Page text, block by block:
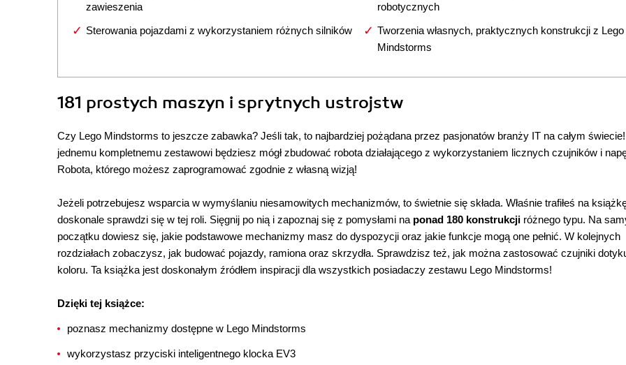
zawieszenia
Sterowania pojazdami z wykorzystaniem różnych silników
robotycznych
Tworzenia własnych, praktycznych konstrukcji z Lego
Mindstorms
181 prostych maszyn i sprytnych ustrojstw
Czy Lego Mindstorms to jeszcze zabawka? Jeśli tak, to najbardziej pożądana przez pasjonatów branży IT na całym
jednemu kompletnemu zestawowi będziesz mógł zbudować robota działającego z wykorzystaniem licznych czujników i
Robota, którego możesz zaprogramować zgodnie z własną wizją!
Jeżeli potrzebujesz wsparcia w wymyślaniu niesamowitych mechanizmów, to świetnie się składa. Właśnie trafiłeś na
doskonale sprawdzi się w tej roli. Sięgnij po nią i zapoznaj się z pomysłami na ponad 180 konstrukcji różnego typu. Na
początku dowiesz się, jakie podstawowe mechanizmy masz do dyspozycji oraz jakie funkcje mogą one pełnić. W kolejnych
rozdziałach zobaczysz, jak budować pojazdy, ramiona oraz skrzydła. Sprawdzisz też, jak można zastosować czujniki
koloru. Ta książka jest doskonałym źródłem inspiracji dla wszystkich posiadaczy zestawu Lego Mindstorms!
Dzięki tej książce:
poznasz mechanizmy dostępne w Lego Mindstorms
wykorzystasz przyciski inteligentnego klocka EV3